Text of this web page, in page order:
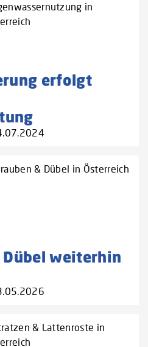
in
erfolgt
& Dübel in Österreich
Dübel weiterhin
& Lattenroste in